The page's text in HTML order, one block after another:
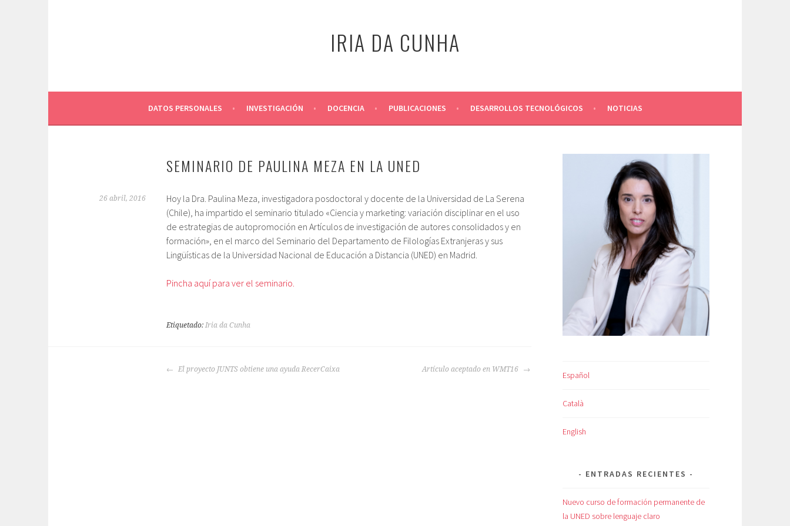
IRIA DA CUNHA
DATOS PERSONALES INVESTIGACIÓN DOCENCIA PUBLICACIONES DESARROLLOS TECNOLÓGICOS NOTICIAS
SEMINARIO DE PAULINA MEZA EN LA UNED
26 abril, 2016
Hoy la Dra. Paulina Meza, investigadora posdoctoral y docente de la Universidad de La Serena
(Chile), ha impartido el seminario titulado «Ciencia y marketing: variación disciplinar en el uso
de estrategias de autopromoción en Artículos de investigación de autores consolidados y en
formación», en el marco del Seminario del Departamento de Filologías Extranjeras y sus
Lingüísticas de la Universidad Nacional de Educación a Distancia (UNED) en Madrid.
Pincha aquí para ver el seminario.
Etiquetado: Iria da Cunha
NAVEGACIÓN
El proyecto JUNTS obtiene una ayuda RecerCaixa Artículo aceptado en WMT16
Español
Català
English
ENTRADAS RECIENTES
Nuevo curso de formación permanente de
la UNED sobre lenguaje claro